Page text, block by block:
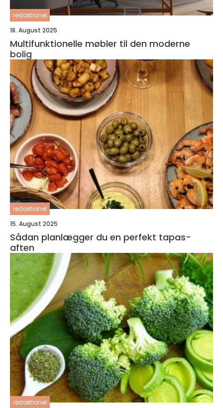
redaktionel
18. August 2025
Multifunktionelle møbler til den moderne
bolig
redaktionel
15. August 2025
Sådan planlægger du en perfekt tapas-
aften
redaktionel